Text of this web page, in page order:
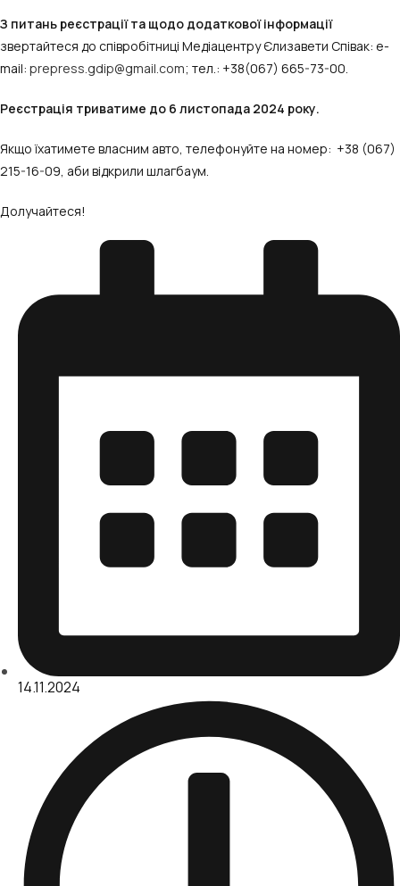
З питань реєстрації та щодо додаткової інформації
звертайтеся до співробітниці Медіацентру Єлизавети Співак: e-
mail: prepress.gdip@gmail.com; тел.: +38(067) 665-73-00.
Реєстрація триватиме до 6 листопада 2024 року.
Якщо їхатимете власним авто, телефонуйте на номер: +38 (067)
215-16-09, аби відкрили шлагбаум.
Долучайтеся!
14.11.2024